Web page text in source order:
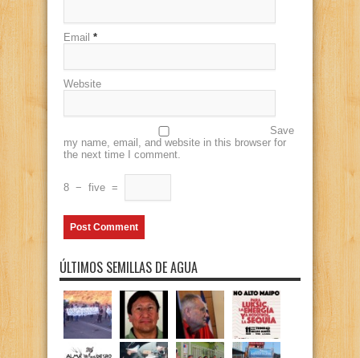
Email *
Website
Save
my name, email, and website in this browser for
the next time I comment.
8 − five =
ÚLTIMOS SEMILLAS DE AGUA